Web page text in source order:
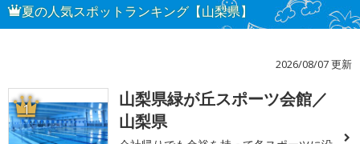
夏の人気スポットランキング【山梨県】
2026/08/07 更新
1
山梨県緑が丘スポーツ会館／
山梨県